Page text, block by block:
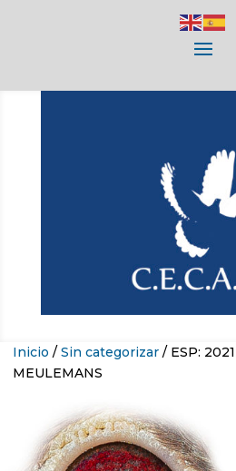
Inicio / Sin categorizar / ESP:
MEULEMANS